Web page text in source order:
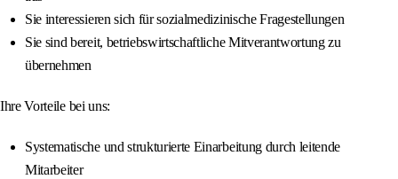
Sie interessieren sich für sozialmedizinische Fragestellungen
Sie sind bereit, betriebswirtschaftliche Mitverantwortung zu
übernehmen
Ihre Vorteile bei uns:
Systematische und strukturierte Einarbeitung durch leitende
Mitarbeiter